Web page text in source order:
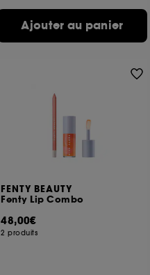
Ajouter au panier
FENTY BEAUTY
Fenty Lip Combo
48,00€
2 produits